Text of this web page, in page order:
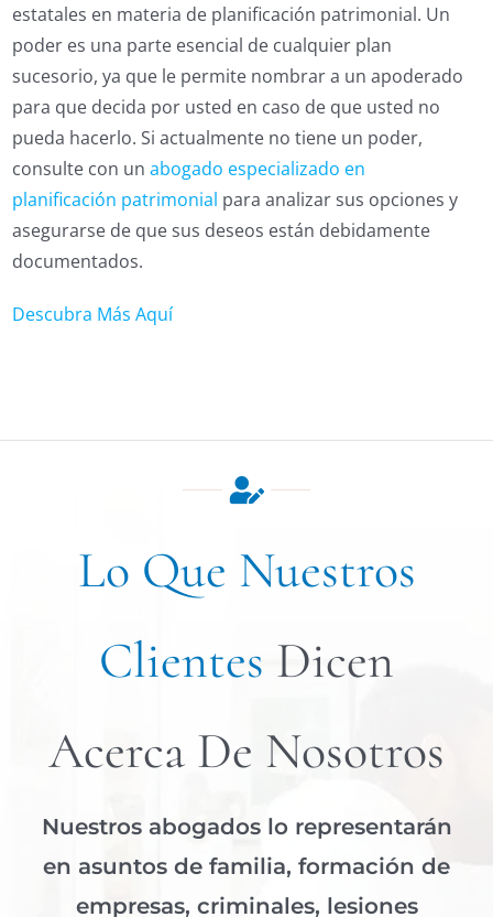
estatales en materia de planificación patrimonial. Un
poder es una parte esencial de cualquier plan
sucesorio, ya que le permite nombrar a un apoderado
para que decida por usted en caso de que usted no
pueda hacerlo. Si actualmente no tiene un poder,
consulte con unabogado especializado en
planificación patrimonial para analizar sus opciones y
asegurarse de que sus deseos están debidamente
documentados.
Descubra Más Aquí
Lo Que Nuestros
Clientes Dicen
Acerca De Nosotros
Nuestros abogados lo representarán
en asuntos de familia, formación de
empresas, criminales, lesiones